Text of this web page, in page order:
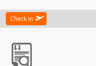
Check in